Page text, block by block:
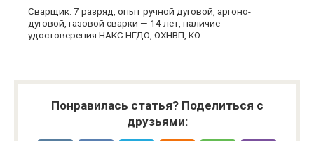
Сварщик: 7 разряд, опыт ручной дуговой, аргоно-
дуговой, газовой сварки — 14 лет, наличие
удостоверения НАКС НГДО, ОХНВП, КО.
Понравилась статья? Поделиться с
друзьями: